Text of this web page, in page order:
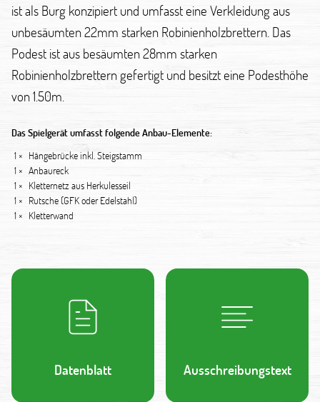
ist als Burg konzipiert und umfasst eine Verkleidung aus
unbesäumten 22mm starken Robinienholzbrettern. Das
Podest ist aus besäumten 28mm starken
Robinienholzbrettern gefertigt und besitzt eine Podesthöhe
von 1.50m.
Das Spielgerät umfasst folgende Anbau-Elemente:
1 × Hängebrücke inkl. Steigstamm
1 × Anbaureck
1 × Kletternetz aus Herkulesseil
1 × Rutsche (GFK oder Edelstahl)
1 × Kletterwand
Datenblatt Ausschreibungstext